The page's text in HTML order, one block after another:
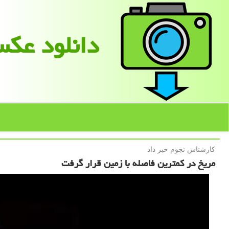
دانلود
كارشناس نجوم خبر داد
مریخ در كمترین فاصله با زمین قرار گرفت